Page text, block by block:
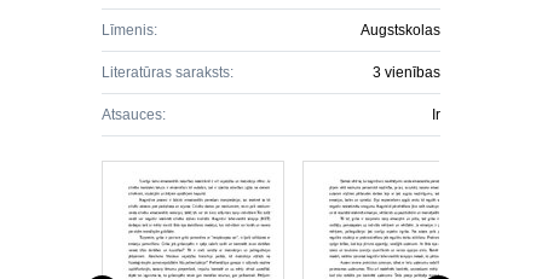
Līmenis: Augstskolas
Literatūras saraksts: 3 vienības
Atsauces: Ir